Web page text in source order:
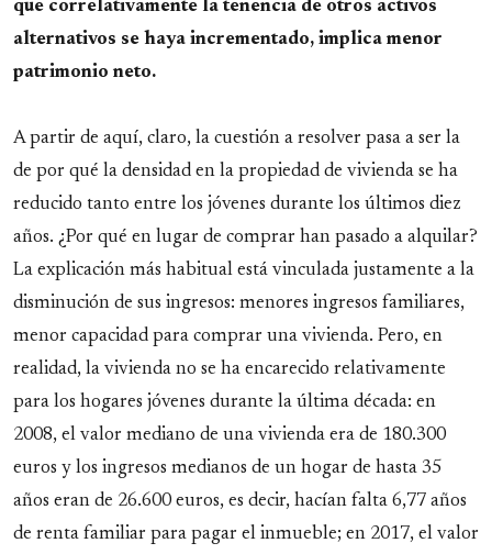
que correlativamente la tenencia de otros activos
alternativos se haya incrementado, implica menor
patrimonio neto.
A partir de aquí, claro, la cuestión a resolver pasa a ser la
de por qué la densidad en la propiedad de vivienda se ha
reducido tanto entre los jóvenes durante los últimos diez
años. ¿Por qué en lugar de comprar han pasado a alquilar?
La explicación más habitual está vinculada justamente a la
disminución de sus ingresos: menores ingresos familiares,
menor capacidad para comprar una vivienda. Pero, en
realidad, la vivienda no se ha encarecido relativamente
para los hogares jóvenes durante la última década: en
2008, el valor mediano de una vivienda era de 180.300
euros y los ingresos medianos de un hogar de hasta 35
años eran de 26.600 euros, es decir, hacían falta 6,77 años
de renta familiar para pagar el inmueble; en 2017, el valor